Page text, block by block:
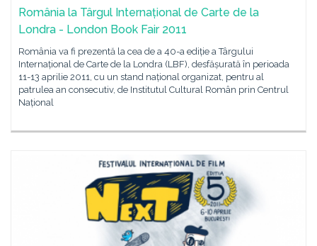
România la Târgul Internațional de Carte de la
Londra - London Book Fair 2011
România va fi prezentă la cea de a 40-a ediție a Târgului
Internațional de Carte de la Londra (LBF), desfășurată în perioada
11-13 aprilie 2011, cu un stand național organizat, pentru al
patrulea an consecutiv, de Institutul Cultural Român prin Centrul
Național